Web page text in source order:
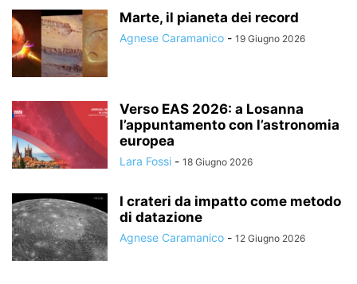
Marte, il pianeta dei record
Agnese Caramanico - 19 Giugno 2026
Verso EAS 2026: a Losanna
l’appuntamento con l’astronomia
europea
Lara Fossi - 18 Giugno 2026
I crateri da impatto come metodo
di datazione
Agnese Caramanico - 12 Giugno 2026